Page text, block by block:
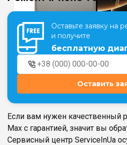
Театральная
г. Киев, ул. Крещатик 44-А
Оболонь
г. Киев, ТЦ LAKE PLAZA, ул. Героев
полка «Азов», 12
Дарница
г. Киев, Комфорт Таун, ул.
Березнева, 16, корпус 3
Оставьте заявку на
и получите
бесплатную
Оставить
Если вам нужен качественный
Max с гарантией, значит вы
Сервисный центр ServiceInUa